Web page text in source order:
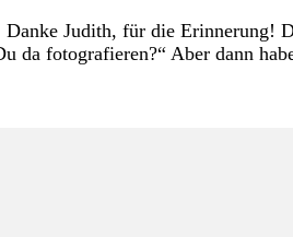
Judith, für die Erinnerung!
da fotografieren?“ Aber dann